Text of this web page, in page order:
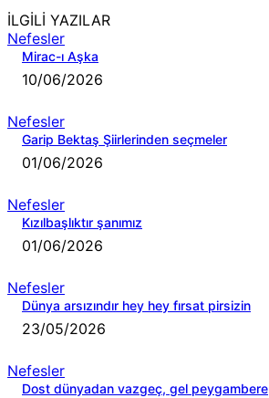
İLGİLİ YAZILAR
Nefesler
Mirac-ı Aşka
10/06/2026
Nefesler
Garip Bektaş Şiirlerinden seçmeler
01/06/2026
Nefesler
Kızılbaşlıktır şanımız
01/06/2026
Nefesler
Dünya arsızındır hey hey fırsat pirsizin
23/05/2026
Nefesler
Dost dünyadan vazgeç, gel peygambere